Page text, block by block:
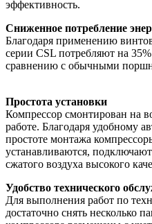
эффективность.
Сниженное потребление
Благодаря применению
серии CSL потребляют на
сравнению с обычными
Простота установки
Компрессор смонтирован на
работе. Благодаря удобному
простоте монтажа
устанавливаются,
сжатого воздуха высокого
Удобство технического
Для выполнения работ по
достаточно снять несколько